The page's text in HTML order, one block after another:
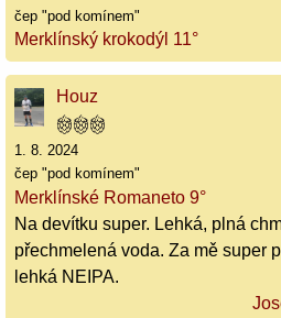
čep "pod komínem"
Merklínský krokodýl 11°
Houz
1. 8. 2024
čep "pod komínem"
Merklínské Romaneto 9°
Na devítku super. Lehká, plná
přechmelená voda. Za mě super
lehká NEIPA.